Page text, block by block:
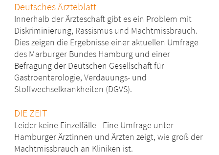
Deutsches Ärzteblatt
Innerhalb der Ärzteschaft gibt es ein Problem mit
Diskriminierung, Rassismus und Machtmissbrauch.
Dies zeigen die Ergebnisse einer aktuellen Umfrage
des Marburger Bundes Hamburg und einer
Befragung der Deutschen Gesellschaft für
Gastroenterologie, Verdauungs- und
Stoffwechselkrankheiten (DGVS).
DIE ZEIT
Leider keine Einzelfälle - Eine Umfrage unter
Hamburger Ärztinnen und Ärzten zeigt, wie groß der
Machtmissbrauch an Kliniken ist.